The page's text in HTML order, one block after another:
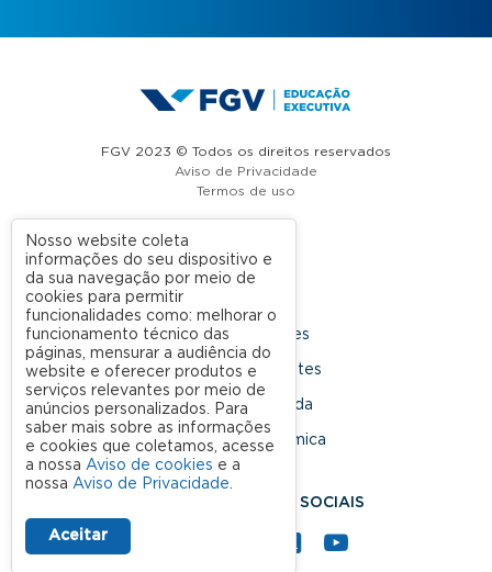
FGV 2023 © Todos os direitos reservados
Aviso de Privacidade
Termos de uso
A FGV
Nossas Unidades
Dúvidas Frequentes
Rede Conveniada
Ouvidoria Acadêmica
SIGA NOSSAS REDES SOCIAIS
Nosso website coleta
informações do seu dispositivo e
da sua navegação por meio de
cookies para permitir
funcionalidades como: melhorar o
funcionamento técnico das
páginas, mensurar a audiência do
website e oferecer produtos e
serviços relevantes por meio de
anúncios personalizados. Para
saber mais sobre as informações
e cookies que coletamos, acesse
a nossa Aviso de cookies e a
nossa Aviso de Privacidade.
Aceitar